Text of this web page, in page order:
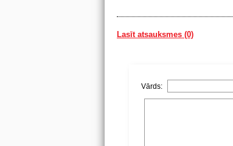
Lasīt atsauksmes (0)
Vārds: